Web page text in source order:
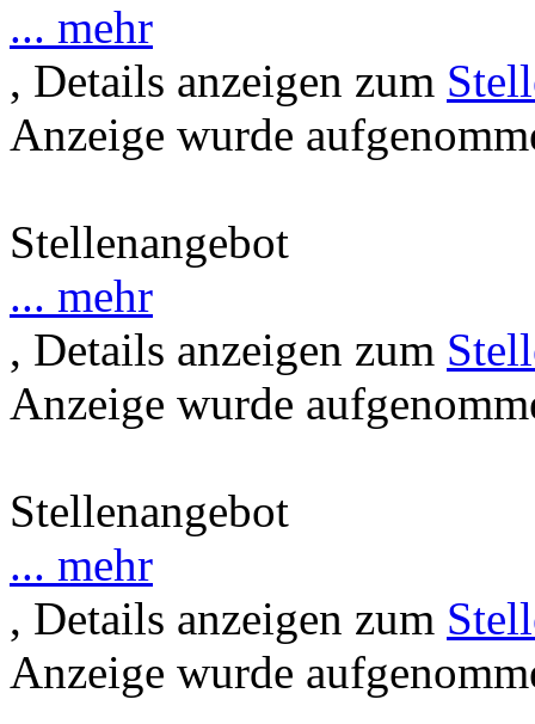
... mehr
, Details anzeigen zum
Anzeige wurde
Stellenangebot
... mehr
, Details anzeigen zum
Anzeige wurde
Stellenangebot
... mehr
, Details anzeigen zum
Anzeige wurde